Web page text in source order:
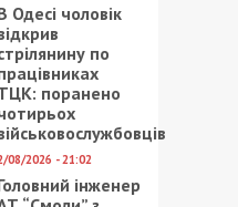
Одесі чоловік
по
поранено
08/2026 - 21:02
інженер